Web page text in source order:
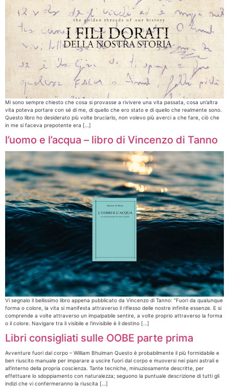
Mi sono sempre chiesto che cosa si provasse a rivivere una vita passata, cosa un’altra
vita poteva portare con sé di me, di quello che ero stato e di quello che realmente sono.
Questo libro ho desiderato più volte bruciarlo, non volevo più averci a che fare, ciò che
in me si faceva prepotente era […]
l’uomo e l’acqua – libro di Vincenzo di Tanno
Vi segnalo il bellissimo libro appena pubblicato da Vincenzo di Tanno: “Fuori da qualunque
forma o colore, la vita si manifesta attraverso il riflesso delle nostre infinite essenze. E si
comprende a volte attraverso un impalpabile sentire, a volte proprio attraverso la forma
o il colore. Navigare tra il visibile e l’invisibile è il destino […]
Libri consigliati sulle OOBE parte prima
Avventure fuori dal corpo – William Bhulman Questo è probabilmente il più formidabile e
ben riuscito manuale per imparare a uscire fuori dal corpo e muoversi nei piani astrali e
all’interno della propria coscienza. Tante tecniche, minuziosamente descritte, per
effettuare lo sdoppiamento con naturalezza; seguono la puntuale descrizione di tutti gli
indizi che vi confermeranno la riuscita […]